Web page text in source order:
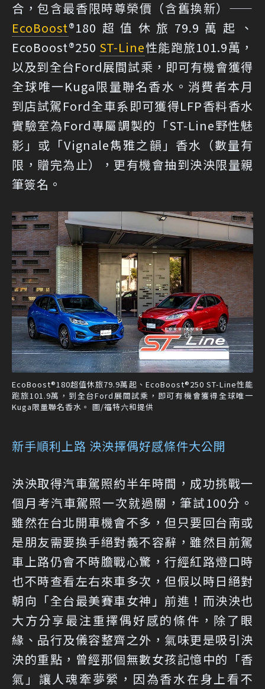
合，包含最香限時尊榮價（含舊換新）——
EcoBoost®180超值休旅79.9萬起、
EcoBoost®250 ST-Line性能跑旅101.9萬，
以及到全台Ford展間試乘，即可有機會獲得
全球唯一Kuga限量聯名香水。消費者本月
到店試駕Ford全車系即可獲得LFP香料香水
實驗室為Ford專屬調製的「ST-Line野性魅
影」或「Vignale雋雅之韻」香水（數量有
限，贈完為止），更有機會抽到泱泱限量親
筆簽名。
EcoBoost®180超值休旅79.9萬起、EcoBoost®250 ST-Line性能
跑旅101.9萬，到全台Ford展間試乘，即可有機會獲得全球唯一
Kuga限量聯名香水。 圖/福特六和提供
新手順利上路 泱泱擇偶好感條件大公開
泱泱取得汽車駕照約半年時間，成功挑戰一
個月考汽車駕照一次就過關，筆試100分。
雖然在台北開車機會不多，但只要回台南或
是朋友需要換手絕對義不容辭，雖然目前駕
車上路仍會不時膽戰心驚，行經紅路燈口時
也不時查看左右來車多次，但假以時日絕對
朝向「全台最美賽車女神」前進！而泱泱也
大方分享最注重擇偶好感的條件，除了眼
緣、品行及儀容整齊之外，氣味更是吸引泱
泱的重點，曾經那個無數女孩記憶中的「香
氣」讓人魂牽夢縈，因為香水在身上看不